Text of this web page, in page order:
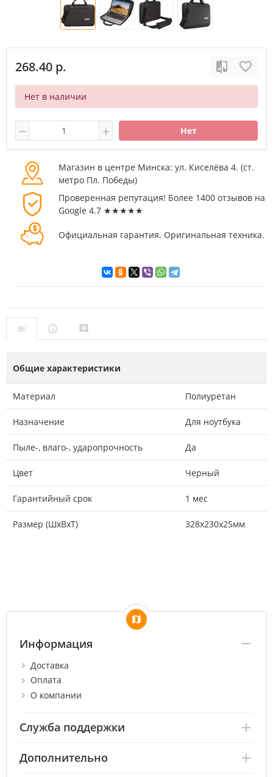
268.40 р.
Нет в наличии
Нет
Магазин в центре Минска: ул. Киселёва 4. (cт.
метро Пл. Победы)
Проверенная репутация! Более 1400 отзывов на
Google 4.7 ★★★★★
Официальная гарантия. Оригинальная техника.
Общие характеристики
Материал Полиуретан
Назначение Для ноутбука
Пыле-, влаго-, ударопрочность Да
Цвет Черный
Гарантийный срок 1 мес
Размер (ШxВxТ) 328х230х25мм
Информация
Доставка
Оплата
О компании
Служба поддержки
Дополнительно